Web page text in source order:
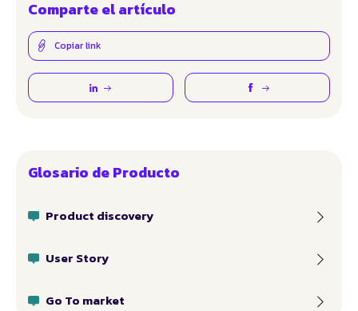
Comparte el artículo
Copiar link
Glosario de Producto
Product discovery
User Story
Go To market